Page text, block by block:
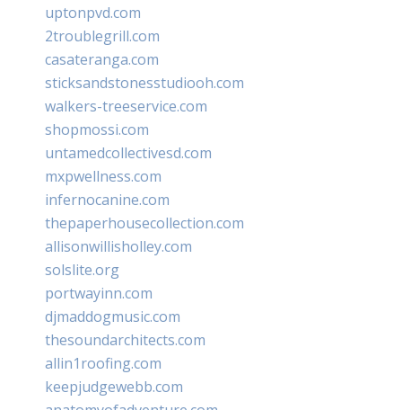
uptonpvd.com
2troublegrill.com
casateranga.com
sticksandstonesstudiooh.com
walkers-treeservice.com
shopmossi.com
untamedcollectivesd.com
mxpwellness.com
infernocanine.com
thepaperhousecollection.com
allisonwillisholley.com
solslite.org
portwayinn.com
djmaddogmusic.com
thesoundarchitects.com
allin1roofing.com
keepjudgewebb.com